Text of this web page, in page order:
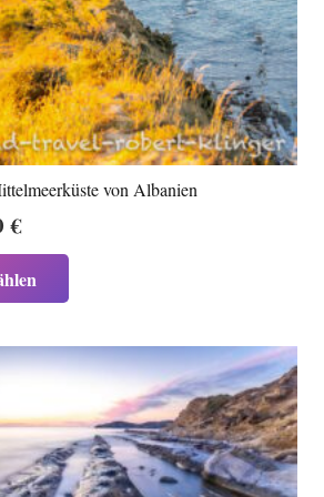
von Albanien
€Preisspanne:
85,00 €
bis
379,00 €
mehrere
Varianten
auf.
Die
Optionen